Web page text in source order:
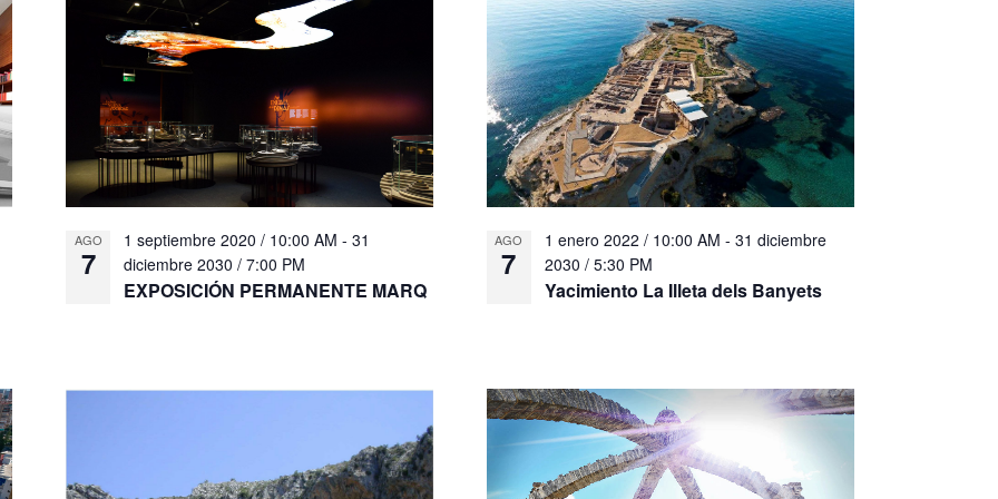
a
AGO
7
EXPOSICIÓN PERMANENTE MARQ
1 septiembre 2020 / 10:00 AM -31
diciembre 2030 / 7:00 PM
AGO
7
Yacimiento La Illeta dels Banyets
1 enero 2022 / 10:00 AM - 31 diciembre
2030 / 5:30 PM